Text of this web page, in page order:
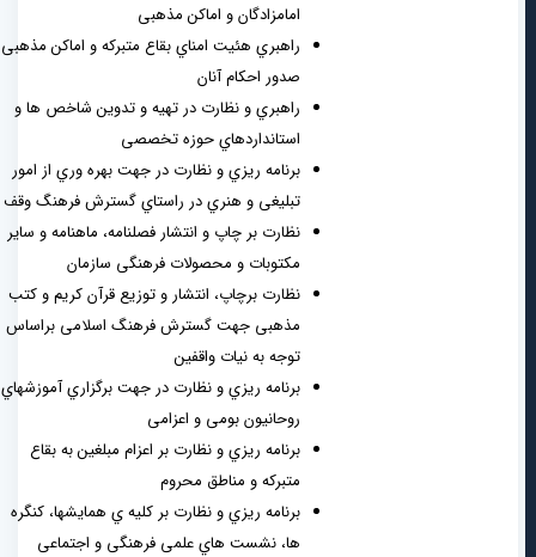
امامزادگان و اماکن مذهبی
راهبري هئیت امناي بقاع متبرکه و اماکن مذهبی و
صدور احکام آنان
راهبري و نظارت در تهیه و تدوین شاخص ها و
استانداردهاي حوزه تخصصی
برنامه ریزي و نظارت در جهت بهره وري از امور
تبلیغی و هنري در راستاي گسترش فرهنگ وقف
نظارت بر چاپ و انتشار فصلنامه، ماهنامه و سایر
مکتوبات و محصولات فرهنگی سازمان
نظارت برچاپ، انتشار و توزیع قرآن کریم و کتب
مذهبی جهت گسترش فرهنگ اسلامی براساس
توجه به نیات واقفین
برنامه ریزي و نظارت در جهت برگزاري آموزشهاي
روحانیون بومی و اعزامی
برنامه ریزي و نظارت بر اعزام مبلغین به بقاع
متبرکه و مناطق محروم
برنامه ریزي و نظارت بر کلیه ي همایشها، کنگره
ها، نشست هاي علمی فرهنگی و اجتماعی